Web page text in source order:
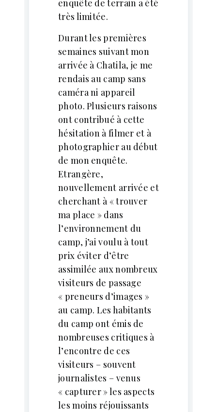
enquête de terrain a été
très limitée.
Durant les premières
semaines suivant mon
arrivée à Chatila, je me
rendais au camp sans
caméra ni appareil
photo. Plusieurs raisons
ont contribué à cette
hésitation à filmer et à
photographier au début
de mon enquête.
Etrangère,
nouvellement arrivée et
cherchant à « trouver
ma place » dans
l’environnement du
camp, j’ai voulu à tout
prix éviter d’être
assimilée aux nombreux
visiteurs de passage
« preneurs d’images »
au camp. Les habitants
du camp ont émis de
nombreuses critiques à
l’encontre de ces
visiteurs – souvent
journalistes – venus
« capturer » les aspects
les moins réjouissants